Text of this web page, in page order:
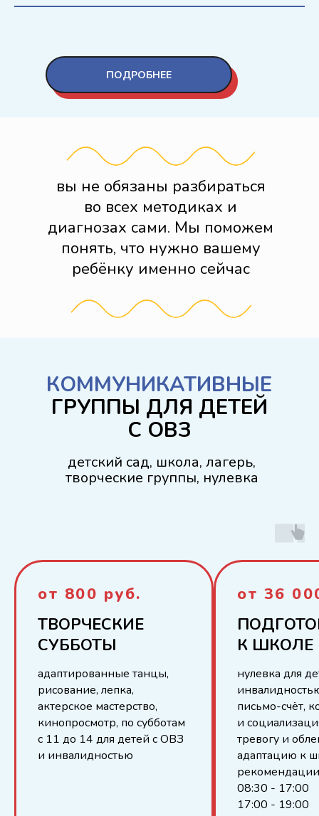
ПОДРОБНЕЕ
вы не обязаны разбираться
во всех методиках и
диагнозах сами. Мы поможем
понять, что нужно вашему
ребёнку именно сейчас
КОММУНИКАТИВНЫЕ
ГРУППЫ ДЛЯ ДЕТЕЙ
С ОВЗ
детский сад, школа, лагерь,
творческие группы, нулевка
от 800 руб.
ТВОРЧЕСКИЕ
СУББОТЫ
адаптированные танцы,
рисование, лепка,
актерское мастерство,
кинопросмотр, по субботам
с 11 до 14 для детей с ОВЗ
и инвалидностью
от 36
К ШКОЛЕ
нулевка для
письмо-счёт,
и
тревогу и
адаптацию к
08:30 - 17:00
17:00 - 19:00